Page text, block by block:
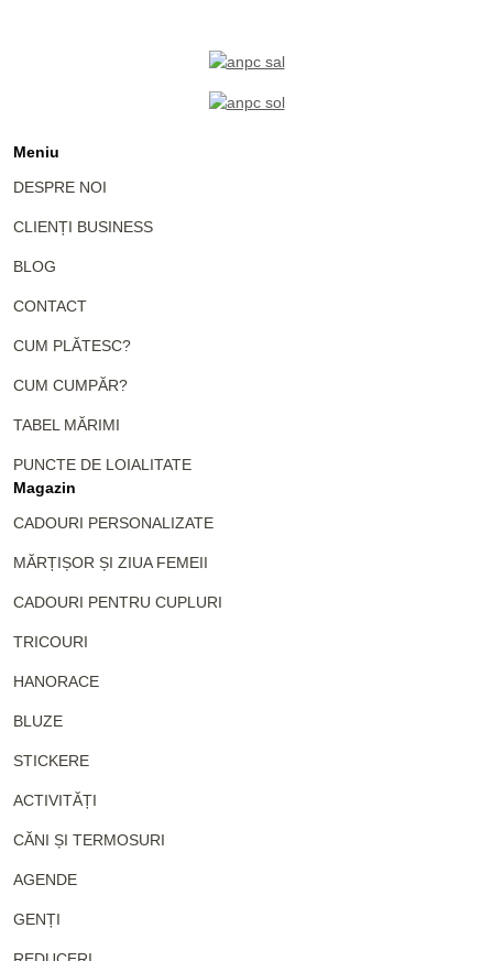
Meniu
DESPRE NOI
CLIENȚI BUSINESS
BLOG
CONTACT
CUM PLĂTESC?
CUM CUMPĂR?
TABEL MĂRIMI
PUNCTE DE LOIALITATE
Magazin
CADOURI PERSONALIZATE
MĂRȚIȘOR ȘI ZIUA FEMEII
CADOURI PENTRU CUPLURI
TRICOURI
HANORACE
BLUZE
STICKERE
ACTIVITĂȚI
CĂNI ȘI TERMOSURI
AGENDE
GENȚI